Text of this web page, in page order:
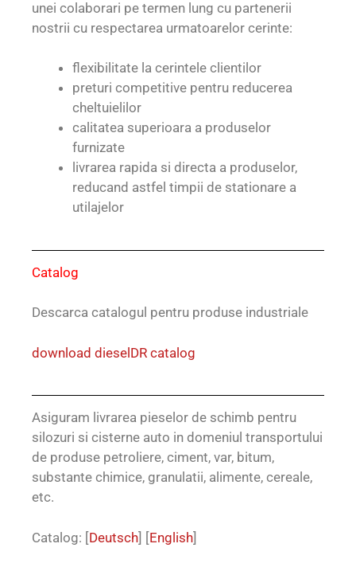
unei colaborari pe termen lung cu partenerii
nostrii cu respectarea urmatoarelor cerinte:
flexibilitate la cerintele clientilor
preturi competitive pentru reducerea
cheltuielilor
calitatea superioara a produselor
furnizate
livrarea rapida si directa a produselor,
reducand astfel timpii de stationare a
utilajelor
Catalog
Descarca catalogul pentru produse industriale
download dieselDR catalog
Asiguram livrarea pieselor de schimb pentru
silozuri si cisterne auto in domeniul transportului
de produse petroliere, ciment, var, bitum,
substante chimice, granulatii, alimente, cereale,
etc.
Catalog: [Deutsch] [English]